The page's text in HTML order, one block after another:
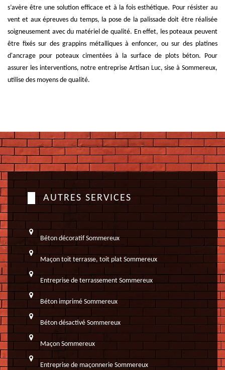
s’avère être une solution efficace et à la fois esthétique. Pour résister au
vent et aux épreuves du temps, la pose de la palissade doit être réalisée
soigneusement avec du matériel de qualité. En effet, les poteaux peuvent
être fixés sur des grappins métalliques à enfoncer, ou sur des platines
d'ancrage pour poteaux cimentées à la surface de plots béton. Pour
assurer les interventions, notre entreprise Artisan Luc, sise à Sommereux,
utilise des moyens de qualité.
AUTRES SERVICES
Béton décoratif Sommereux
Maçon toit terrasse, toit plat Sommereux
Entreprise de terrassement Sommereux
Béton imprimé Sommereux
Béton désactivé Sommereux
Maçon Sommereux
Entreprise de maçonnerie Sommereux